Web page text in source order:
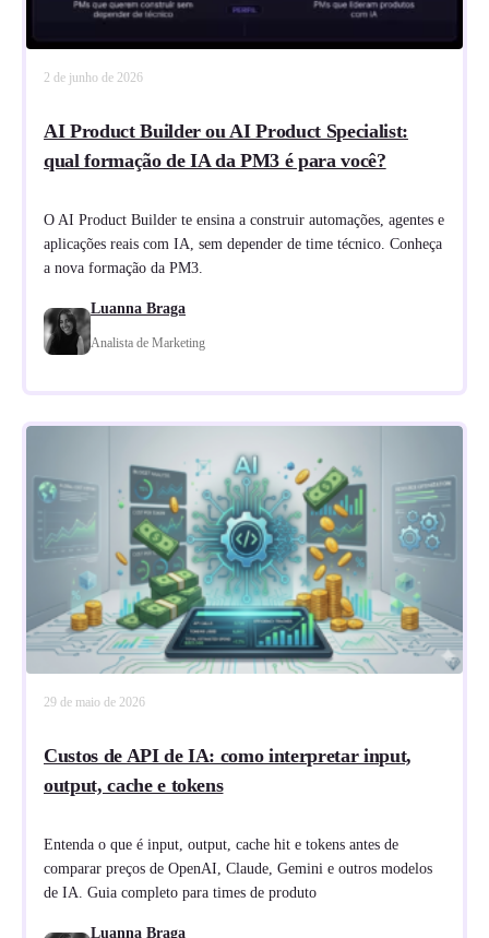
2 de junho de 2026
AI Product Builder ou AI Product Specialist:
qual formação de IA da PM3 é para você?
O AI Product Builder te ensina a construir automações, agentes e
aplicações reais com IA, sem depender de time técnico. Conheça
a nova formação da PM3.
Luanna Braga
Analista de Marketing
29 de maio de 2026
Custos de API de IA: como interpretar input,
output, cache e tokens
Entenda o que é input, output, cache hit e tokens antes de
comparar preços de OpenAI, Claude, Gemini e outros modelos
de IA. Guia completo para times de produto
Luanna Braga